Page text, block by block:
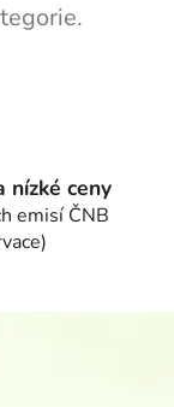
nízké ceny
emisí ČNB